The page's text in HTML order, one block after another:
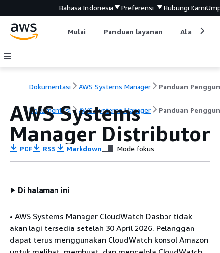
Bahasa Indonesia Preferensi Hubungi Kami
Mulai Panduan layanan Alat
Dokumentasi AWS Systems Manager Panduan
Dokumentasi AWS Systems Manager Panduan
AWS Systems
Manager Distributor
PDF RSS Markdown Mode fokus
Di halaman ini
• AWS Systems Manager CloudWatch Dasbor tidak
akan lagi tersedia setelah 30 April 2026. Pelanggan
dapat terus menggunakan CloudWatch konsol Amazon